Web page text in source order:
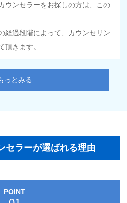
ウンセラーをお探しの方は、この
経過段階によって、カウンセリン
頂きます。
っとみる
セラーが選ばれる理由
POINT